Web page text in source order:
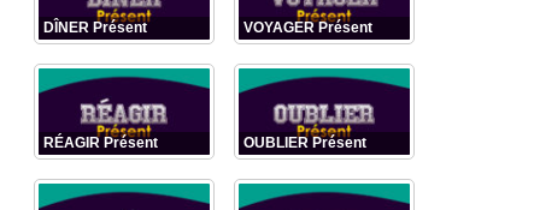
DÎNER Présent VOYAGER Présent
RÉAGIR Présent OUBLIER Présent